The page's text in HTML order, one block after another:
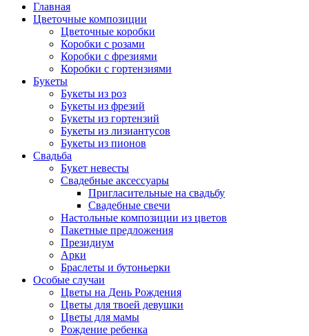
Главная
Цветочные композиции
Цветочные коробки
Коробки с розами
Коробки с фрезиями
Коробки с гортензиями
Букеты
Букеты из роз
Букеты из фрезий
Букеты из гортензий
Букеты из лизиантусов
Букеты из пионов
Свадьба
Букет невесты
Свадебные аксессуары
Пригласительные на свадьбу
Свадебные свечи
Настольные композиции из цветов
Пакетные предложения
Президиум
Арки
Браслеты и бутоньерки
Особые случаи
Цветы на День Рождения
Цветы для твоей девушки
Цветы для мамы
Рождение ребенка